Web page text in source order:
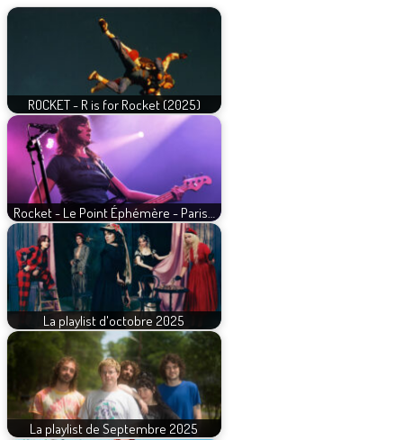
ROCKET - R is for Rocket (2025)
Rocket - Le Point Éphémère - Paris…
La playlist d'octobre 2025
La playlist de Septembre 2025